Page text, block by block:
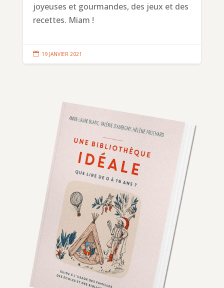
joyeuses et gourmandes, des jeux et des
recettes. Miam !
 19 JANVIER 2021